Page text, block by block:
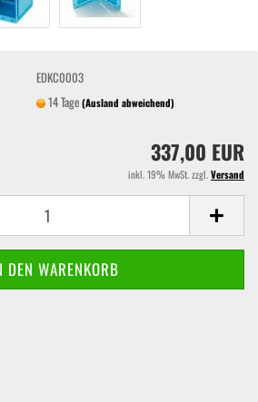
EDKC0003
14 Tage(Ausland abweichend)
337,00 EUR
inkl. 19% MwSt. zzgl.Versand